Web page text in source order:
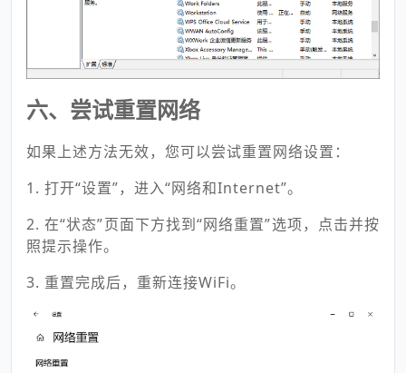
六、尝试重置网络
如果上述方法无效，您可以尝试重置网络设置：
1. 打开“设置”，进入“网络和Internet”。
2. 在“状态”页面下方找到“网络重置”选项，点击并按
照提示操作。
3. 重置完成后，重新连接WiFi。